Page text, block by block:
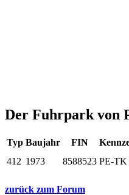
Der Fuhrpark von
Typ Baujahr FIN
412 1973 8588523 PE-TK
zurück zum Forum